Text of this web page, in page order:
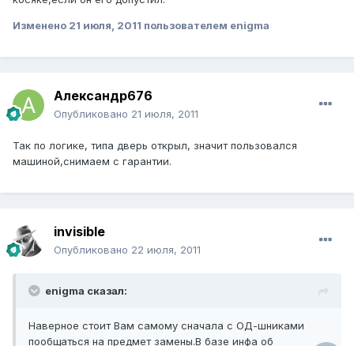
Изменено 21 июля, 2011 пользователем enigma
Александр676
Опубликовано 21 июля, 2011
Так по логике, типа дверь открыл, значит пользовался
машиной,снимаем с гарантии.
invisible
Опубликовано 22 июля, 2011
enigma сказал:
Наверное стоит Вам самому сначала с ОД-шниками
пообщаться на предмет замены.В базе инфа об